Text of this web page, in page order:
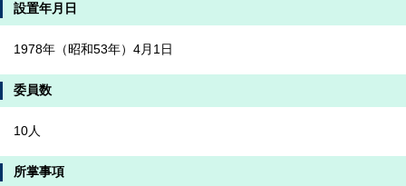
設置年月日
1978年（昭和53年）4月1日
委員数
10人
所掌事項